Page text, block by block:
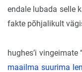
endale lubada selle
fakte põhjalikult
hughes’i
maailma suurima